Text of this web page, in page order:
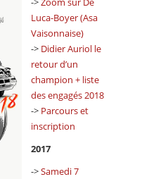
Luca-Boyer (Asa
Vaisonnaise)
-> Didier Auriol le
retour d’un
champion + liste
des engagés 2018
-> Parcours et
inscription
2017
->Samedi 7